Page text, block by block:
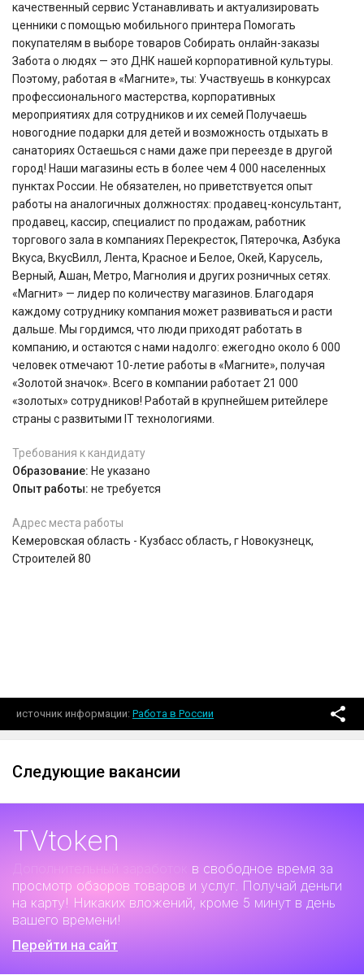
качественный сервис Устанавливать и актуализировать
ценники с помощью мобильного принтера Помогать
покупателям в выборе товаров Собирать онлайн-заказы
Забота о людях — это ДНК нашей корпоративной культуры.
Поэтому, работая в «Магните», ты: Участвуешь в конкурсах
профессионального мастерства, корпоративных
мероприятиях для сотрудников и их семей Получаешь
новогодние подарки для детей и возможность отдыхать в
санаториях Остаешься с нами даже при переезде в другой
город! Наши магазины есть в более чем 4 000 населенных
пунктах России. Не обязателен, но приветствуется опыт
работы на аналогичных должностях: продавец-консультант,
продавец, кассир, специалист по продажам, работник
торгового зала в компаниях Перекресток, Пятерочка, Азбука
Вкуса, ВкусВилл, Лента, Красное и Белое, Окей, Карусель,
Верный, Ашан, Метро, Магнолия и других розничных сетях.
«Магнит» — лидер по количеству магазинов. Благодаря
каждому сотруднику компания может развиваться и расти
дальше. Мы гордимся, что люди приходят работать в
компанию, и остаются с нами надолго: ежегодно около 6 000
человек отмечают 10-летие работы в «Магните», получая
«Золотой значок». Всего в компании работает 21 000
«золотых» сотрудников! Работай в крупнейшем ритейлере
страны с развитыми IT технологиями.
Требования к кандидату
Образование: Не указано
Опыт работы: не требуется
Адрес места работы
Кемеровская область - Кузбасс область, г Новокузнецк,
Строителей 80
источник информации Работа в России
Следующие вакансии
TVtoken
в свободное время за
просмотр обзоров товаров и услуг. Получай деньги
на карту! Никаких вложений, кроме 5 минут в день
вашего времени!
Перейти на сайт